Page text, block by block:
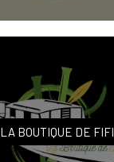
LA BOUTIQUE DE FIFI